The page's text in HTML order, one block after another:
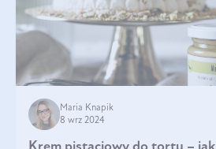
Maria Knapik
8 wrz 2024